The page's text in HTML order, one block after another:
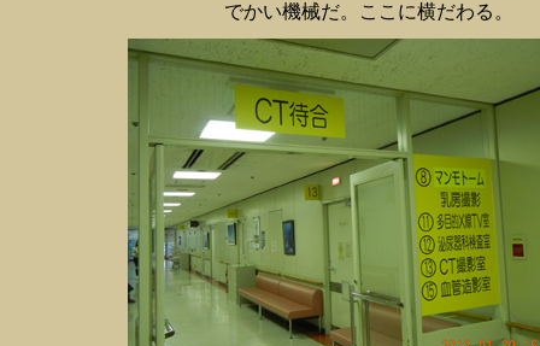
でかい機械だ。ここに横だわる。